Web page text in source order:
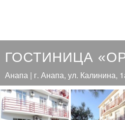
ГОСТИНИЦА
Анапа | г. Анапа, ул. Калинина,